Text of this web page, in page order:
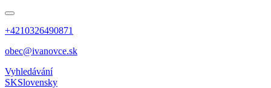
+4210326490871
obec@ivanovce.sk
Vyhledávání
SKSlovensky